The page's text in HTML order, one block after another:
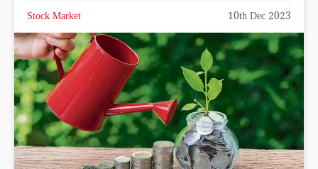
Stock Market 10th Dec 2023